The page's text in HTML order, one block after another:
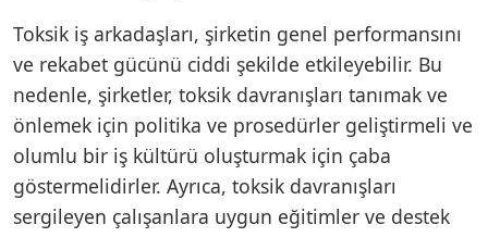
Toksik iş arkadaşları, şirketin genel performansını
ve rekabet gücünü ciddi şekilde etkileyebilir. Bu
nedenle, şirketler, toksik davranışları tanımak ve
önlemek için politika ve prosedürler geliştirmeli ve
olumlu bir iş kültürü oluşturmak için çaba
göstermelidirler. Ayrıca, toksik davranışları
sergileyen çalışanlara uygun eğitimler ve destek